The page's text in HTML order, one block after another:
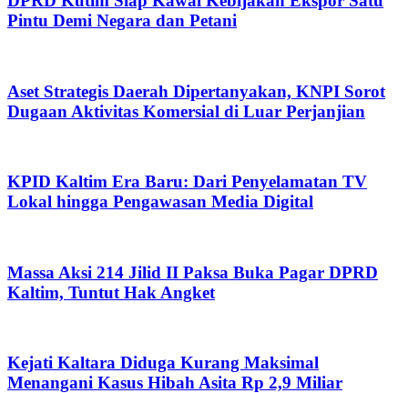
Pintu Demi Negara dan Petani
Aset Strategis Daerah Dipertanyakan, KNPI Sorot
Dugaan Aktivitas Komersial di Luar Perjanjian
KPID Kaltim Era Baru: Dari Penyelamatan TV
Lokal hingga Pengawasan Media Digital
Massa Aksi 214 Jilid II Paksa Buka Pagar DPRD
Kaltim, Tuntut Hak Angket
Kejati Kaltara Diduga Kurang Maksimal
Menangani Kasus Hibah Asita Rp 2,9 Miliar